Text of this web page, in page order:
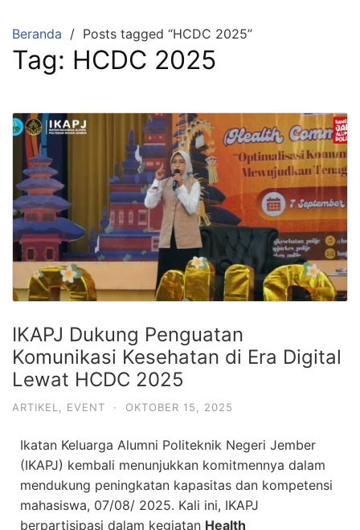
Beranda Posts tagged “HCDC 2025”
Tag: HCDC 2025
IKAPJ Dukung Penguatan
Komunikasi Kesehatan di Era Digital
Lewat HCDC 2025
ARTIKEL EVENT · OKTOBER 15, 2025
Ikatan Keluarga Alumni Politeknik Negeri Jember
(IKAPJ) kembali menunjukkan komitmennya dalam
mendukung peningkatan kapasitas dan kompetensi
mahasiswa, 07/08/ 2025. Kali ini, IKAPJ
berpartisipasi dalam kegiatan Health